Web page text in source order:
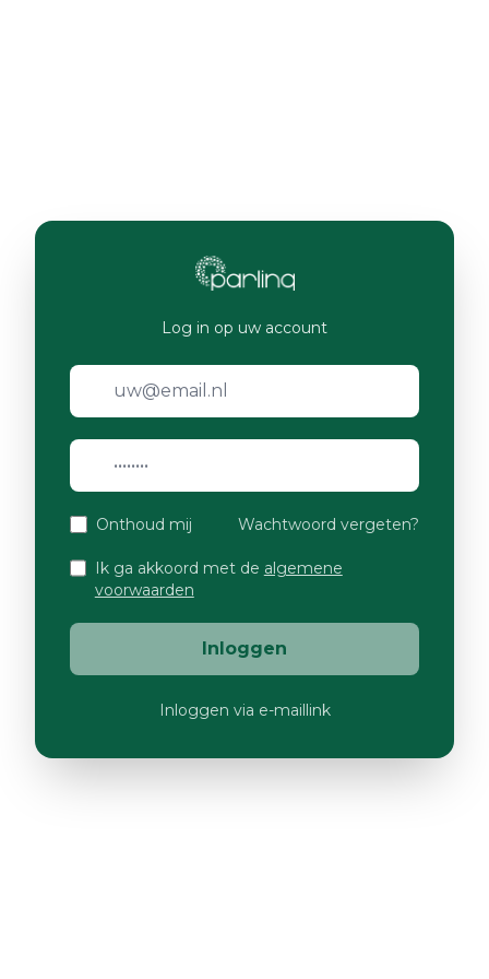
Log in op uw account
Onthoud mij Wachtwoord vergeten?
Ik ga akkoord met de algemene
voorwaarden
Inloggen
Inloggen via e-maillink